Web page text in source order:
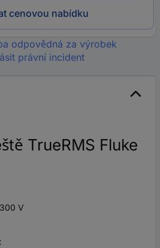
cenovou nabídku
odpovědná za výrobek
právní incident
TrueRMS Fluke
V